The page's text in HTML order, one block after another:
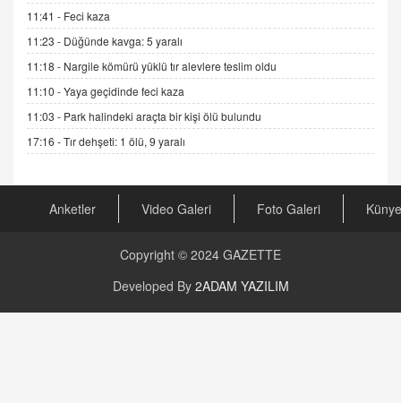
GÖNÜL MENEKŞE
Şifacının Yolu
04.11.2025 12:56
AV. RÜMEYSA ÖZKALE
Kira Uyuşmazlıklarında Dava Açmadan Önce
Arabulucuya Başvuru Şartı
CAN UĞURATEŞ
Değişen yapısıyla Suriye
GÜNLÜK BURÇ YORUMU
11:41 - Feci kaza
11:23 - Düğünde kavga: 5 yaralı
11:18 - Nargile kömürü yüklü tır alevlere teslim oldu
11:10 -Yaya geçidinde feci kaza
11:03 - Park halindeki araçta bir kişi ölü bulundu
17:16 -Tır dehşeti: 1 ölü, 9 yaralı
Anketler Video Galeri Foto Galeri Künye
Copyright © 2024 GAZETTE
Developed By 2ADAM YAZILIM